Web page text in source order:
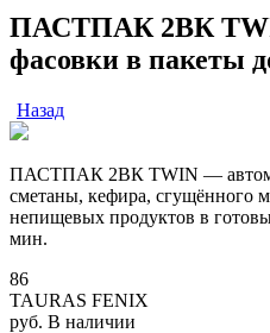
ПАСТПАК 2ВК
фасовки в пакеты
Назад
ПАСТПАК 2ВК TWIN —
сметаны, кефира, сгущённого
непищевых продуктов в
мин.
86
TAURAS FENIX
руб. В наличии